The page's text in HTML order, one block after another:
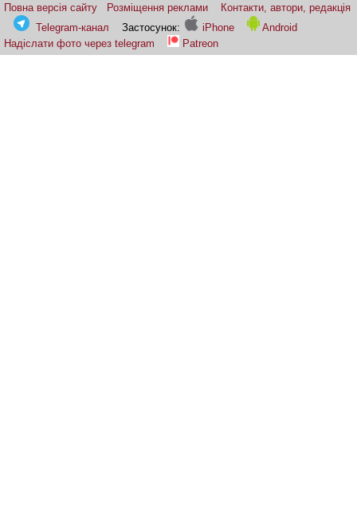
Повна версія сайту Розміщення реклами
Контакти, автори, редакція
Telegram-канал
Застосунок: iPhone
Android
Надіслати фото через telegram
Patreon